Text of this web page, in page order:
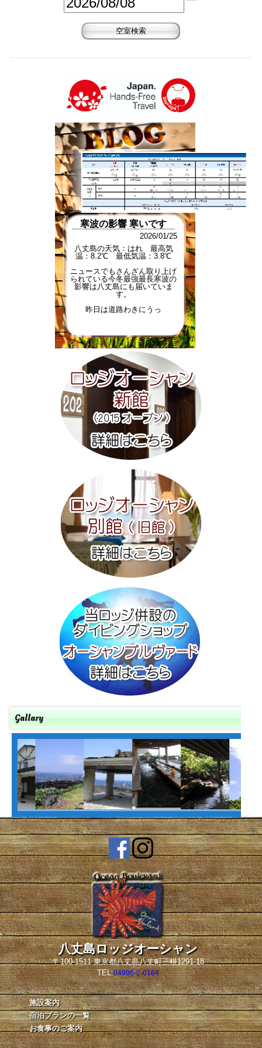
寒波の影響 寒いです
2026/01/25
八丈島の天気：はれ 最高気
温：8.2℃ 最低気温：3.8℃
ニュースでもさんざん取り上げ
られている今冬最強最長寒波の
影響は八丈島にも届いていま
す。
昨日は道路わきにうっ
Gallary
八丈島ロッジオーシャン
〒100-1511 東京都八丈島八丈町三根1291-18
TEL:04996-2-0164
施設案内
宿泊プランの一覧
お食事のご案内